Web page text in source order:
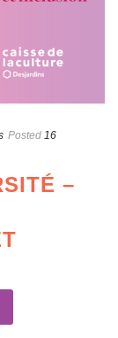
Posted 16
–